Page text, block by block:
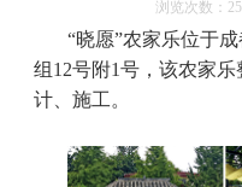
浏览次数：
“晓愿”农家乐位于
组12号附1号，该农家
计、施工。